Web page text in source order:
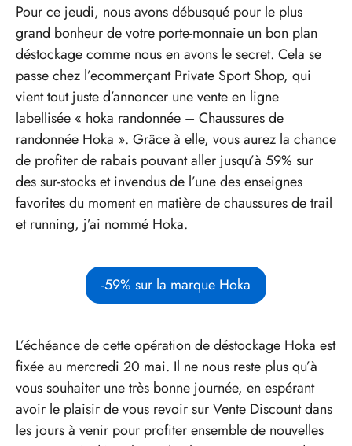
Pour ce jeudi, nous avons débusqué pour le plus
grand bonheur de votre porte-monnaie un bon plan
déstockage comme nous en avons le secret. Cela se
passe chez l’ecommerçant Private Sport Shop, qui
vient tout juste d’annoncer une vente en ligne
labellisée « hoka randonnée – Chaussures de
randonnée Hoka ». Grâce à elle, vous aurez la chance
de profiter de rabais pouvant aller jusqu’à 59% sur
des sur-stocks et invendus de l’une des enseignes
favorites du moment en matière de chaussures de trail
et running, j’ai nommé Hoka.
-59% sur la marque Hoka
L’échéance de cette opération de déstockage Hoka est
fixée au mercredi 20 mai. Il ne nous reste plus qu’à
vous souhaiter une très bonne journée, en espérant
avoir le plaisir de vous revoir sur Vente Discount dans
les jours à venir pour profiter ensemble de nouvelles